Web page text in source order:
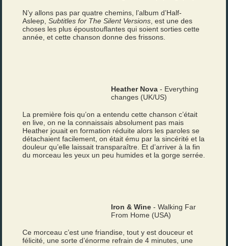
N’y allons pas par quatre chemins, l’album d’Half-
Asleep,Subtitles for The Silent Versions , est une des
choses les plus époustouflantes qui soient sorties cette
année, et cette chanson donne des frissons.
Heather Nova - Everything
changes (UK/US)
La première fois qu’on a entendu cette chanson c’était
en live, on ne la connaissais absolument pas mais
Heather jouait en formation réduite alors les paroles se
détachaient facilement, on était ému par la sincérité et la
douleur qu’elle laissait transparaître. Et d’arriver à la fin
du morceau les yeux un peu humides et la gorge serrée.
Iron & Wine - Walking Far
From Home (USA)
Ce morceau c’est une friandise, tout y est douceur et
félicité, une sorte d’énorme refrain de 4 minutes, une